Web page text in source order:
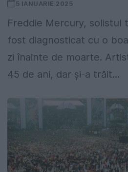
5 IANUARIE 2025
Freddie Mercury, solistul
fost diagnosticat cu o
zi înainte de moarte.
45 de ani, dar și-a trăit...